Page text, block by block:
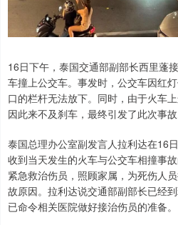
16日下午，泰国交通部副部长西里蓬
车撞上公交车。事发时，公交车因红
口的栏杆无法放下。同时，由于火车
因此来不及刹车，最终引发了此次事故
泰国总理办公室副发言人拉利达在16
收到当天发生的火车与公交车相撞事
紧急救治伤员，照顾家属，为死伤人
故原因。拉利达说交通部副部长已经
已命令相关医院做好接治伤员的准备。